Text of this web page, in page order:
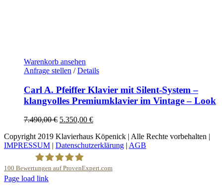
Warenkorb ansehen
Anfrage stellen / Details
Carl A. Pfeiffer Klavier mit Silent-System –
klangvolles Premiumklavier im Vintage – Look
7.490,00€ Ursprünglicher
war:
7.490,00 €
5.350,00 €Aktueller
ist:
5.350,00 €.
Copyright 2019 Klavierhaus Köpenick | Alle Rechte vorbehalten |
IMPRESSUM | Datenschutzerklärung | AGB
100 Bewertungen auf ProvenExpert.com
YouTube
Page load link